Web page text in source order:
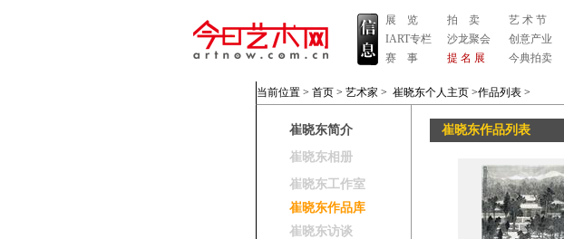
展 览
IART专栏
赛 事
拍 卖
沙龙聚会
提 名 展
艺 术 节
创意产业
今典拍卖
当前位置 > 首页 > 艺术家 > 崔晓东个人主页 >作品列表 >
崔晓东简介
崔晓东相册
崔晓东工作室
崔晓东作品库
崔晓东访谈
崔晓东作品列表